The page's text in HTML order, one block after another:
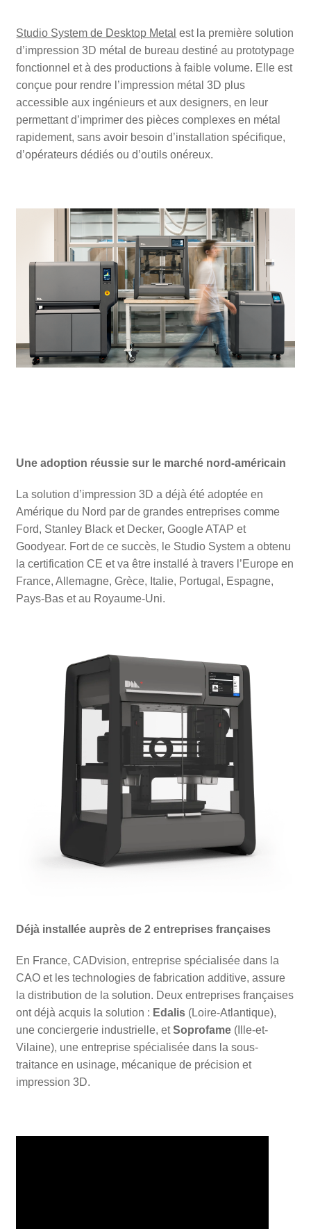
Studio System de Desktop Metal est la première solution
d’impression 3D métal de bureau destiné au prototypage
fonctionnel et à des productions à faible volume. Elle est
conçue pour rendre l’impression métal 3D plus
accessible aux ingénieurs et aux designers, en leur
permettant d’imprimer des pièces complexes en métal
rapidement, sans avoir besoin d’installation spécifique,
d’opérateurs dédiés ou d’outils onéreux.
Une adoption réussie sur le marché nord-américain
La solution d’impression 3D a déjà été adoptée en
Amérique du Nord par de grandes entreprises comme
Ford, Stanley Black et Decker, Google ATAP et
Goodyear. Fort de ce succès, le Studio System a obtenu
la certification CE et va être installé à travers l’Europe en
France, Allemagne, Grèce, Italie, Portugal, Espagne,
Pays-Bas et au Royaume-Uni.
Déjà installée auprès de 2 entreprises françaises
En France, CADvision, entreprise spécialisée dans la
CAO et les technologies de fabrication additive, assure
la distribution de la solution. Deux entreprises françaises
ont déjà acquis la solution : Edalis (Loire-Atlantique),
une conciergerie industrielle, etSoprofame (Ille-et-
Vilaine), une entreprise spécialisée dans la sous-
traitance en usinage, mécanique de précision et
impression 3D.